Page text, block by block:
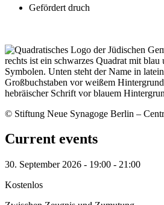
Gefördert druch
© Stiftung Neue Synagoge Berlin –
Current events
30. September 2026 - 19:00 - 21:00
Kostenlos